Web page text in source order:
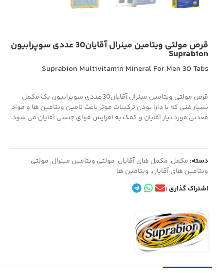
قرص مولتی ویتامین مینرال آقایان30 عددی سوپرابیون
Suprabion
Suprabion Multivitamin Mineral For Men 30 Tabs
قرص مولتی ویتامین مینرال آقایان30 عددی سوپرابیون یک مکمل
بسیار غنی که با دارا بودن ترکیبات موثر باعث تامین ویتامین ها و مواد
معدنی مورد نیاز آقایان و کمک به افزایش قوای جنسی آقایان می شود.
دسته: مکمل,مکمل های آقایان,مولتی ویتامین مینرال,مولتی
ویتامین های آقایان,ویتامین ها
اشتراک گذاری :